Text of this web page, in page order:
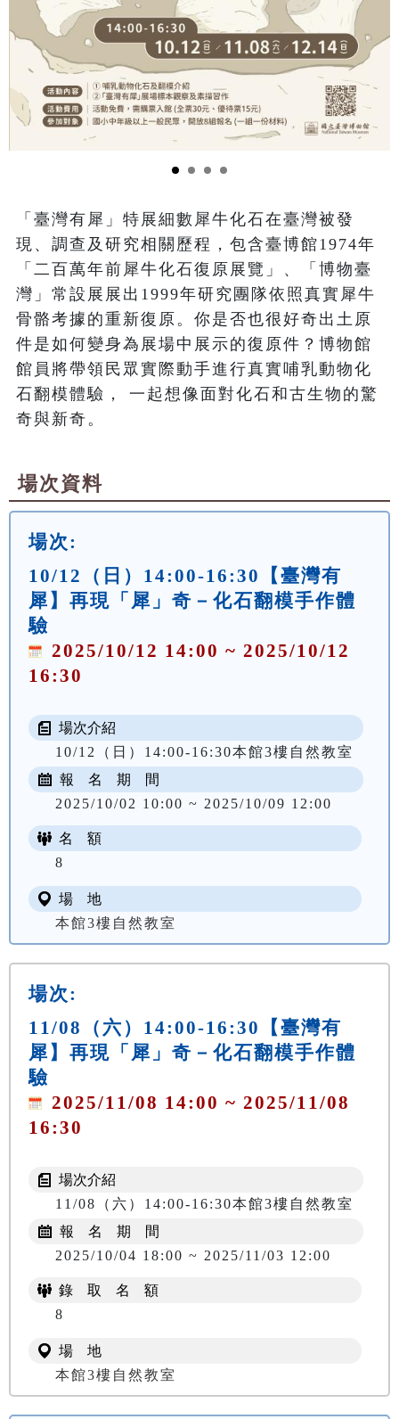
「臺灣有犀」特展細數犀牛化石在臺灣被發
現、調查及研究相關歷程，包含臺博館1974年
「二百萬年前犀牛化石復原展覽」、「博物臺
灣」常設展展出1999年研究團隊依照真實犀牛
骨骼考據的重新復原。你是否也很好奇出土原
件是如何變身為展場中展示的復原件？博物館
館員將帶領民眾實際動手進行真實哺乳動物化
石翻模體驗， 一起想像面對化石和古生物的驚
奇與新奇。
場次資料
場次:
10/12（日）14:00-16:30【臺灣有
犀】再現「犀」奇－化石翻模手作體
驗
2025/10/12 14:00 ~ 2025/10/12
16:30
場次介紹
10/12（日）14:00-16:30本館3樓自然教室
報 名 期 間
2025/10/02 10:00 ~ 2025/10/09 12:00
名 額
8
場 地
本館3樓自然教室
場次:
11/08（六）14:00-16:30【臺灣有
犀】再現「犀」奇－化石翻模手作體
驗
2025/11/08 14:00 ~ 2025/11/08
16:30
場次介紹
11/08（六）14:00-16:30本館3樓自然教室
報 名 期 間
2025/10/04 18:00 ~ 2025/11/03 12:00
錄 取 名 額
8
場 地
本館3樓自然教室